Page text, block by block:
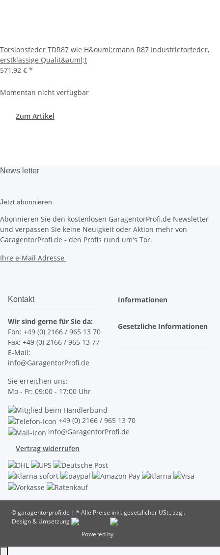
Torsionsfeder TDR87 wie H&ouml;rmann R87 Industrietorfeder,
erstklassige Qualit&auml;t
571,92 € *
Momentan nicht verfügbar
Zum Artikel
News letter
Jetzt abonnieren
Abonnieren Sie den kostenlosen GaragentorProfi.de Newsletter
und verpassen Sie keine Neuigkeit oder Aktion mehr von
GaragentorProfi.de - den Profis rund um's Tor.
Ihre e-Mail Adresse
Kontakt
Wir sind gerne für Sie da:
Fon: +49 (0) 2166 / 965 13 70
Fax: +49 (0) 2166 / 965 13 77
E-Mail:
info@GaragentorProfi.de
Sie erreichen uns:
Mo - Fr: 09:00 - 17:00 Uhr
Informationen
Gesetzliche Informationen
+49 (0) 2166 / 965 13 70
info@GaragentorProfi.de
Vertrag widerrufen
© garagentorprofi.de | * Alle Preise inkl. gesetzlicher USt., zzgl.
Design & Umsetzung
Powered by